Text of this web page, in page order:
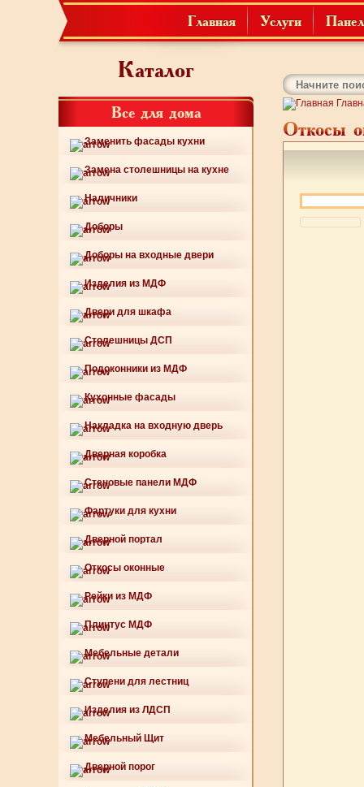
Главная Услуги
Каталог
Все для дома
Заменить фасады кухни
Замена столешницы на кухне
Наличники
Доборы
Доборы на входные двери
Изделия из МДФ
Двери для шкафа
Столешницы ДСП
Подоконники из МДФ
Кухонные фасады
Накладка на входную дверь
Дверная коробка
Стеновые панели МДФ
Фартуки для кухни
Дверной портал
Откосы оконные
Рейки из МДФ
Плинтус МДФ
Мебельные детали
Ступени для лестниц
Изделия из ЛДСП
Мебельный Щит
Дверной порог
Откосы